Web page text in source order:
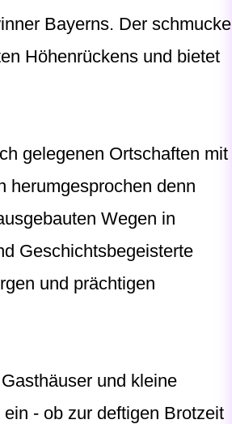
Bayerns. Der schmucke
Höhenrückens und bietet
gelegenen Ortschaften mit
herumgesprochen denn
Wegen in
Geschichtsbegeisterte
und prächtigen
und kleine
- ob zur deftigen Brotzeit